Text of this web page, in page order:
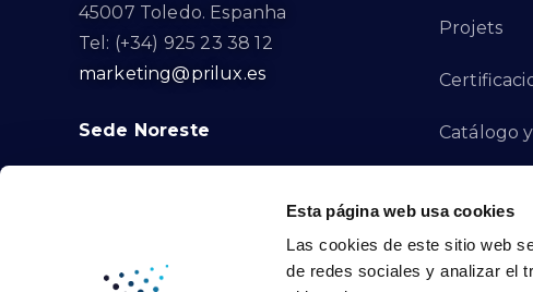
Esta página web usa cookies
Las cookies de este sitio web
de redes sociales y analizar el
45007 Toledo. Espanha
Tel: (+34) 925 23 38 12
marketing@prilux.es
Sede Noreste
08791. Sant Llorenç d’Hortons.
Tel: (+34) 93 719 23 29
Projets
Catálogo
Canal de